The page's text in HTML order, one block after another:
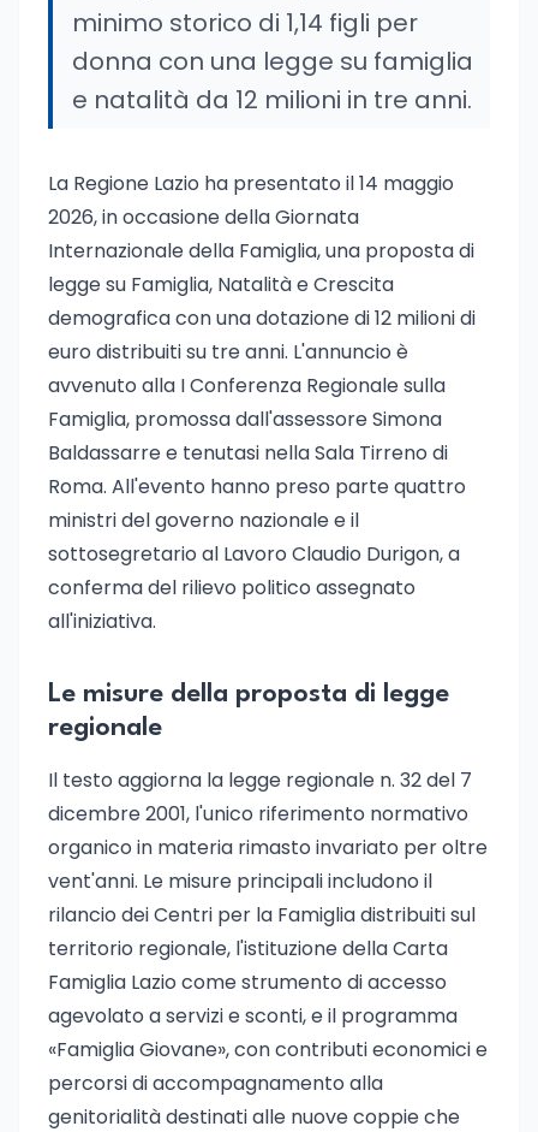
minimo storico di 1,14 figli per
donna con una legge su famiglia
e natalità da 12 milioni in tre anni.
La Regione Lazio ha presentato il 14 maggio
2026, in occasione della Giornata
Internazionale della Famiglia, una proposta di
legge su Famiglia, Natalità e Crescita
demografica con una dotazione di 12 milioni di
euro distribuiti su tre anni. L'annuncio è
avvenuto alla I Conferenza Regionale sulla
Famiglia, promossa dall'assessore Simona
Baldassarre e tenutasi nella Sala Tirreno di
Roma. All'evento hanno preso parte quattro
ministri del governo nazionale e il
sottosegretario al Lavoro Claudio Durigon, a
conferma del rilievo politico assegnato
all'iniziativa.
Le misure della proposta di legge
regionale
Il testo aggiorna la legge regionale n. 32 del 7
dicembre 2001, l'unico riferimento normativo
organico in materia rimasto invariato per oltre
vent'anni. Le misure principali includono il
rilancio dei Centri per la Famiglia distribuiti sul
territorio regionale, l'istituzione della Carta
Famiglia Lazio come strumento di accesso
agevolato a servizi e sconti, e il programma
«Famiglia Giovane», con contributi economici e
percorsi di accompagnamento alla
genitorialità destinati alle nuove coppie che